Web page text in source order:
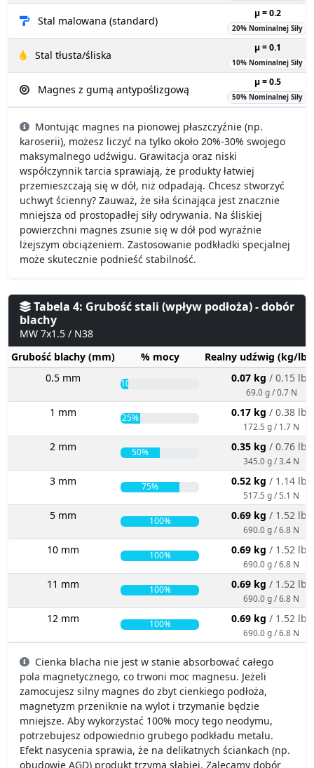
Stal malowana (standard)
µ = 0.2
20% Nominalnej Siły
Stal tłusta/śliska
µ = 0.1
10% Nominalnej Siły
Magnes z gumą antypoślizgową
µ = 0.5
50% Nominalnej Siły
Montując magnes na pionowej płaszczyźnie (np.
karoserii), możesz liczyć na tylko około 20%-30% swojego
maksymalnego udźwigu. Grawitacja oraz niski
współczynnik tarcia sprawiają, że produkty łatwiej
przemieszczają się w dół, niż odpadają. Chcesz stworzyć
uchwyt ścienny? Zauważ, że siła ścinająca jest znacznie
mniejsza od prostopadłej siły odrywania. Na śliskiej
powierzchni magnes zsunie się w dół pod wyraźnie
lżejszym obciążeniem. Zastosowanie podkładki specjalnej
może skutecznie podnieść stabilność.
Tabela 4: Grubość stali (wpływ podłoża) - dobór
blachy
MW 7x1.5 / N38
Grubość blachy (mm)
% mocy
Realny udźwig (kg/
0.5 mm
10% 0.07 kg / 0.15 lbs
69.0 g / 0.7 N
1 mm 25% 0.17 kg / 0.38 lbs
172.5 g / 1.7 N
2 mm 50% 0.35 kg / 0.76 lbs
345.0 g / 3.4 N
3 mm 75% 0.52 kg / 1.14 lbs
517.5 g / 5.1 N
5 mm 100% 0.69 kg / 1.52 lbs
690.0 g / 6.8 N
10 mm 100% 0.69 kg / 1.52 lbs
690.0 g / 6.8 N
11 mm 100% 0.69 kg / 1.52 lbs
690.0 g / 6.8 N
12 mm 100% 0.69 kg / 1.52 lbs
690.0 g / 6.8 N
Cienka blacha nie jest w stanie absorbować całego
pola magnetycznego, co trwoni moc magnesu. Jeżeli
zamocujesz silny magnes do zbyt cienkiego podłoża,
magnetyzm przeniknie na wylot i trzymanie będzie
mniejsze. Aby wykorzystać 100% mocy tego neodymu,
potrzebujesz odpowiednio grubego podkładu metalu.
Efekt nasycenia sprawia, że na delikatnych ściankach (np.
obudowie AGD) produkt trzyma słabiej. Zalecamy dobór